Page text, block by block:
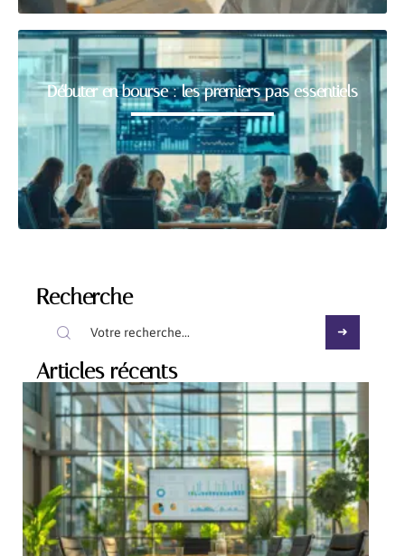
Débuter en bourse : les premiers pas essentiels
Recherche
Articles récents